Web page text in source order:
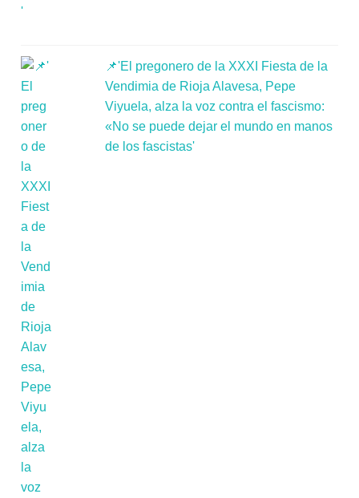
📌'El pregonero de la XXXI Fiesta de la
Vendimia de Rioja Alavesa, Pepe
Viyuela, alza la voz contra el fascismo:
«No se puede dejar el mundo en manos
de los fascistas'